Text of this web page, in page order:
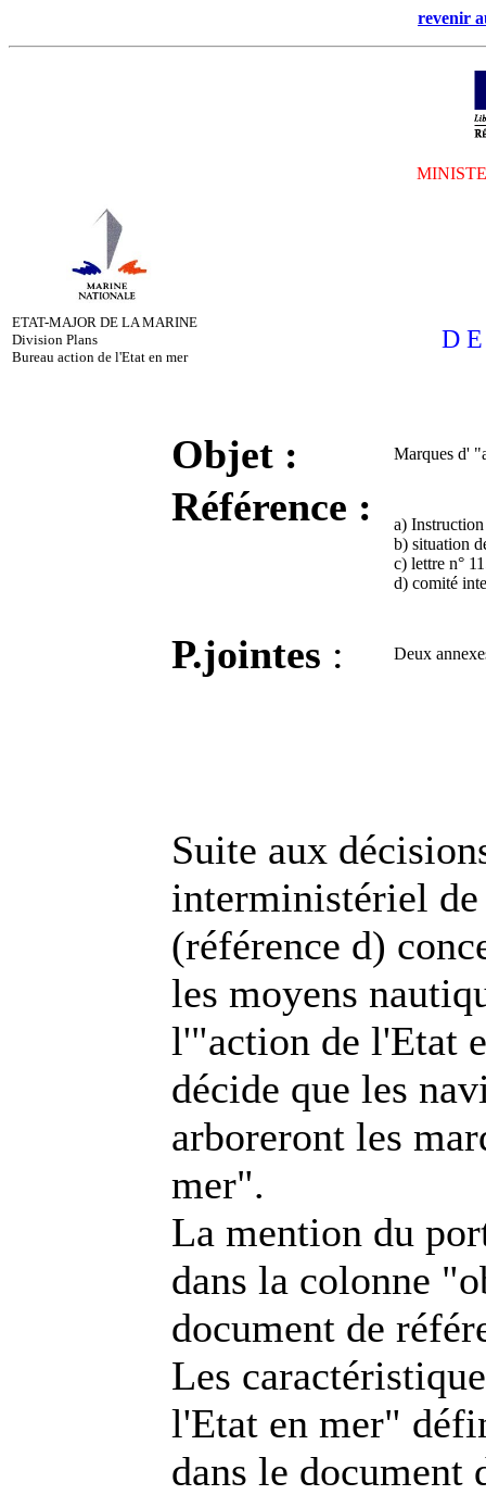
revenir
ETAT-MAJOR DE LA MARINE
Division Plans
Bureau action de l'Etat en mer
D
Objet : Marques d'
Référence :
a)
b) situation
c) lettre n°
d) comité
P.jointes : Deux
Suite aux
interministériel
(référence d)
les moyens
l'"action de l'Etat
décide que les
arboreront les
mer".
La mention du
dans la colonne
document de
Les
l'Etat en mer"
dans le document